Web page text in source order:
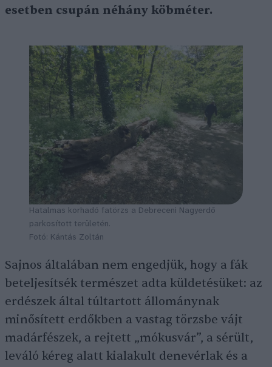
esetben csupán néhány köbméter.
Hatalmas korhadó fatörzs a Debreceni Nagyerdő
parkosított területén.
Fotó: Kántás Zoltán
Sajnos általában nem engedjük, hogy a fák
beteljesítsék természet adta küldetésüket: az
erdészek által túltartott állománynak
minősített erdőkben a vastag törzsbe vájt
madárfészek, a rejtett „mókusvár”, a sérült,
leváló kéreg alatt kialakult denevérlak és a